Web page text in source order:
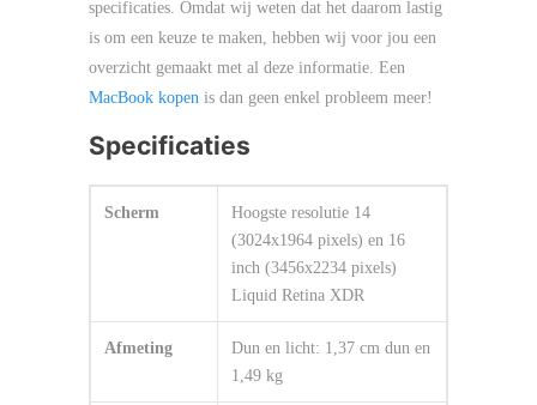
specificaties. Omdat wij weten dat het daarom lastig
is om een keuze te maken, hebben wij voor jou een
overzicht gemaakt met al deze informatie. Een
MacBook kopen is dan geen enkel probleem meer!
Specificaties
Scherm
Hoogste resolutie 14
(3024x1964 pixels) en 16
inch (3456x2234 pixels)
Liquid Retina XDR
Afmeting
Dun en licht: 1,37 cm dun en
1,49 kg